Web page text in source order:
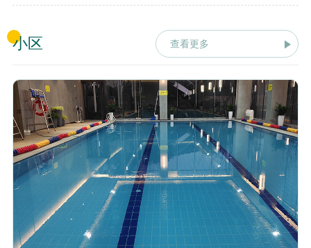
小区 查看更多